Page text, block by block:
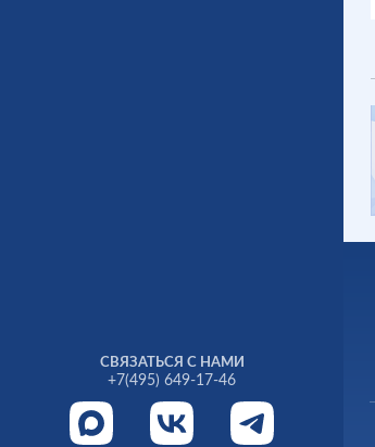
СВЯЗАТЬСЯ С НАМИ
+7(495) 649-17-46